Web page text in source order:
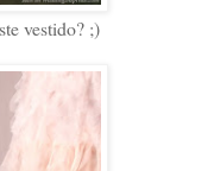
vestido? ;)